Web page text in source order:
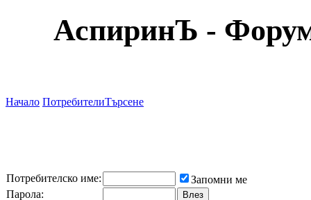
АспиринЪ -
Начало ПотребителиТърсене
Потребителско име:
Запомни ме
Парола: